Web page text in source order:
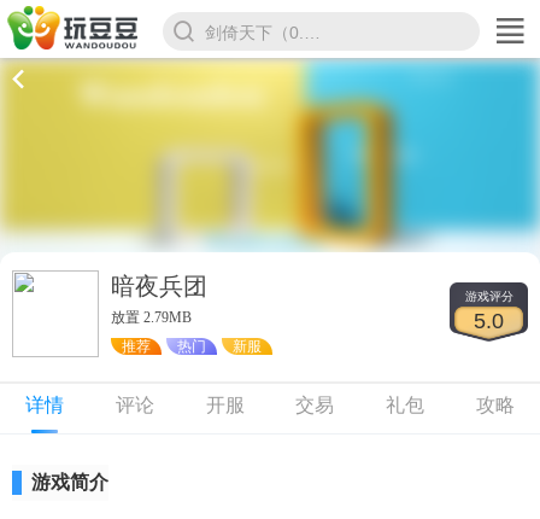
暗夜兵团
放置 2.79MB
推荐
热门 新服
游戏评分
5.0
详情 评论 开服 交易 礼包 攻略
游戏简介